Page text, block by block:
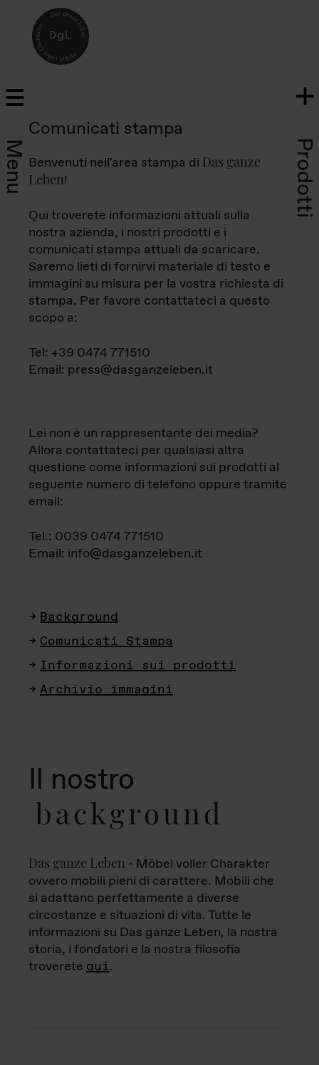
Menu Prodotti
Comunicati stampa
Benvenuti nell'area stampa di Das ganze
Leben!
Qui troverete informazioni attuali sulla
nostra azienda, i nostri prodotti e i
comunicati stampa attuali da scaricare.
Saremo lieti di fornirvi materiale di testo e
immagini su misura per la vostra richiesta di
stampa. Per favore contattateci a questo
scopo a:
Tel: +39 0474 771510
Email: press@dasganzeleben.it
Lei non è un rappresentante dei media?
Allora contattateci per qualsiasi altra
questione come informazioni sui prodotti al
seguente numero di telefono oppure tramite
email:
Tel.: 0039 0474 771510
Email: info@dasganzeleben.it
Background
Comunicati Stampa
Informazioni sui prodotti
Archivio immagini
Il nostro
background
Das ganze Leben - Möbel voller Charakter
ovvero mobili pieni di carattere. Mobili che
si adattano perfettamente a diverse
circostanze e situazioni di vita. Tutte le
informazioni su Das ganze Leben, la nostra
storia, i fondatori e la nostra filosofia
troverete qui.